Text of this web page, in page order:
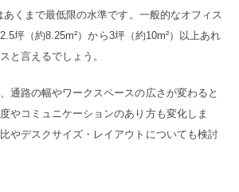
あくまで最低限の水準です。一般的なオフィス
坪（約8.25m²）から3坪（約10m²）以上あれ
と言えるでしょう。
通路の幅やワークスペースの広さが変わると
やコミュニケーションのあり方も変化しま
やデスクサイズ・レイアウトについても検討